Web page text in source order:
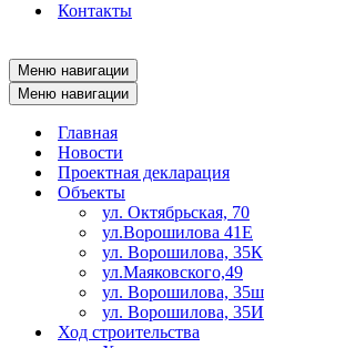
Контакты
Меню навигации
Меню навигации
Главная
Новости
Проектная декларация
Объекты
ул. Октябрьская, 70
ул.Ворошилова 41Е
ул. Ворошилова, 35К
ул.Маяковского,49
ул. Ворошилова, 35ш
ул. Ворошилова, 35И
Ход строительства